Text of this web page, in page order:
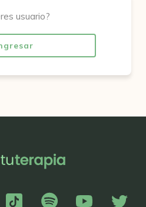
usuario?